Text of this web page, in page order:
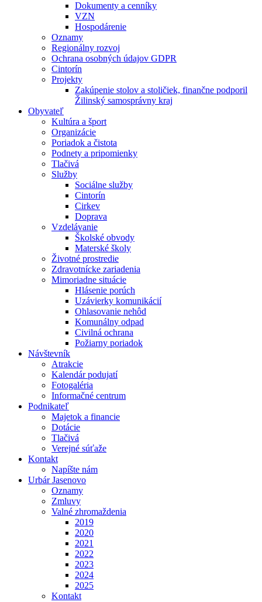
Dokumenty a cenníky
VZN
Hospodárenie
Oznamy
Regionálny rozvoj
Ochrana osobných údajov GDPR
Cintorín
Projekty
Zakúpenie stolov a stoličiek, finančne podporil
Žilinský samosprávny kraj
Obyvateľ
Kultúra a šport
Organizácie
Poriadok a čistota
Podnety a pripomienky
Tlačivá
Služby
Sociálne služby
Cintorín
Cirkev
Doprava
Vzdelávanie
Školské obvody
Materské školy
Životné prostredie
Zdravotnícke zariadenia
Mimoriadne situácie
Hlásenie porúch
Uzávierky komunikácií
Ohlasovanie nehôd
Komunálny odpad
Civilná ochrana
Požiarny poriadok
Návštevník
Atrakcie
Kalendár podujatí
Fotogaléria
Informačné centrum
Podnikateľ
Majetok a financie
Dotácie
Tlačivá
Verejné súťaže
Kontakt
Napíšte nám
Urbár Jasenovo
Oznamy
Zmluvy
Valné zhromaždenia
2019
2020
2021
2022
2023
2024
2025
Kontakt